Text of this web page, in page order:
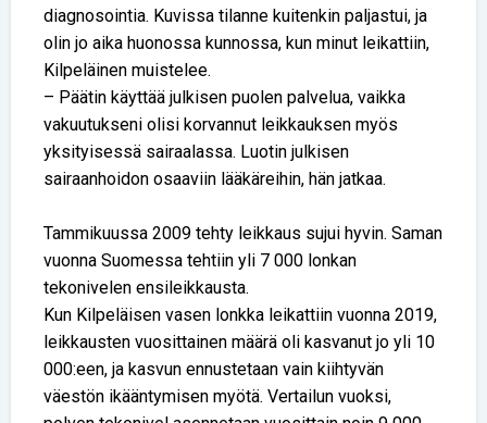
diagnosointia. Kuvissa tilanne kuitenkin paljastui, ja
olin jo aika huonossa kunnossa, kun minut leikattiin,
Kilpeläinen muistelee.
– Päätin käyttää julkisen puolen palvelua, vaikka
vakuutukseni olisi korvannut leikkauksen myös
yksityisessä sairaalassa. Luotin julkisen
sairaanhoidon osaaviin lääkäreihin, hän jatkaa.
Tammikuussa 2009 tehty leikkaus sujui hyvin. Saman
vuonna Suomessa tehtiin yli 7 000 lonkan
tekonivelen ensileikkausta.
Kun Kilpeläisen vasen lonkka leikattiin vuonna 2019,
leikkausten vuosittainen määrä oli kasvanut jo yli 10
000:een, ja kasvun ennustetaan vain kiihtyvän
väestön ikääntymisen myötä. Vertailun vuoksi,